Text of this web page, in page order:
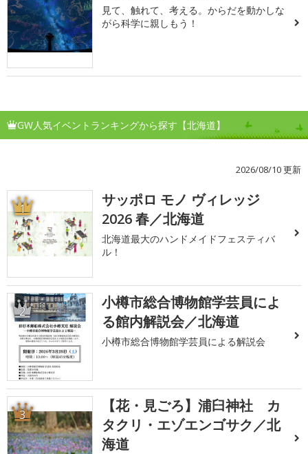
見て、触れて、考える。からだを動かしな
がら科学に親しもう！
GW人気イベントランキングから探す【北海道】
2026/08/10 更新
1
サッポロ モノ ヴィレッジ
2026 春／北海道
北海道最大のハンドメイドフェスティバ
ル！
2
小樽市総合博物館学芸員によ
る館内解説会／北海道
小樽市総合博物館学芸員による解説会
3
【花・見ごろ】浦臼神社 カ
タクリ・エゾエンゴサク／北
海道